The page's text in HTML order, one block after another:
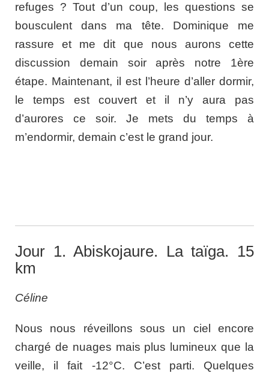
refuges ? Tout d’un coup, les questions se
bousculent dans ma tête. Dominique me
rassure et me dit que nous aurons cette
discussion demain soir après notre 1ère
étape. Maintenant, il est l’heure d’aller dormir,
le temps est couvert et il n’y aura pas
d’aurores ce soir. Je mets du temps à
m’endormir, demain c’est le grand jour.
Jour 1. Abiskojaure. La taïga. 15
km
Céline
Nous nous réveillons sous un ciel encore
chargé de nuages mais plus lumineux que la
veille, il fait -12°C. C’est parti. Quelques